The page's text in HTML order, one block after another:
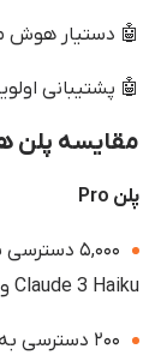
🤖 دستیار هوش
🤖 پشتیبانی
مقایسه پلن
پلن Pro
Claude 3 Haiku و بیشتر)